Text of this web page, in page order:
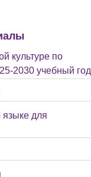
культуре по
2030 учебный год
языке для